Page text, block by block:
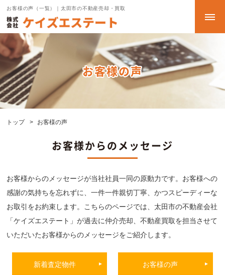
お客様の声（一覧）｜太田市の不動産売却・買取
お客様の声
トップ お客様の声
お客様からのメッセージ
お客様からのメッセージが当社社員一同の原動力です。お客様への
感謝の気持ちを忘れずに、一件一件親切丁寧、かつスピーディーな
お取引をお約束します。こちらのページでは、太田市の不動産会社
「ケイズエステート」が過去に仲介売却、不動産買取を担当させて
いただいたお客様からのメッセージをご紹介します。
新着査定物件 お客様の声